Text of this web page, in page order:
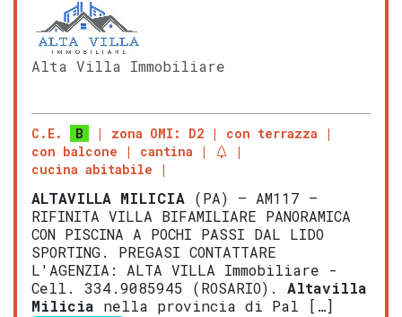
Alta Villa Immobiliare
C.E. B zona OMI: D2
con terrazza
con balcone
cantina
cucina abitabile
ALTAVILLA MILICIA (PA) – AM117 –
RIFINITA VILLA BIFAMILIARE PANORAMICA
CON PISCINA A POCHI PASSI DAL LIDO
SPORTING. PREGASI CONTATTARE
L'AGENZIA: ALTA VILLA Immobiliare -
Cell. 334.9085945 (ROSARIO). Altavilla
Milicia nella provincia di Pal […]